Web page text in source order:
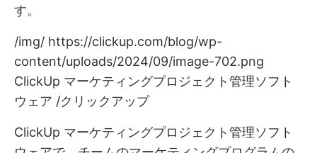
す。
/img/ https://clickup.com/blog/wp-
content/uploads/2024/09/image-702.png
ClickUp マーケティングプロジェクト管理ソフト
ウェア /クリックアップ
ClickUp マーケティングプロジェクト管理ソフト